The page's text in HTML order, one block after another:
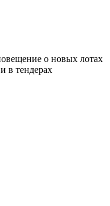
о новых лотах
в тендерах